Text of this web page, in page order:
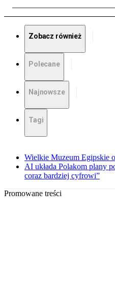
Zobacz również
Polecane
Najnowsze
Tagi
Wielkie Muzeum Egipskie
AI układa Polakom plany
coraz bardziej cyfrowi”
Promowane treści